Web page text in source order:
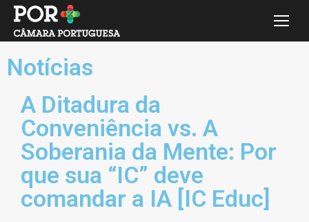
Notícias
A Ditadura da
Conveniência vs. A
Soberania da Mente: Por
que sua “IC” deve
comandar a IA [IC Educ]